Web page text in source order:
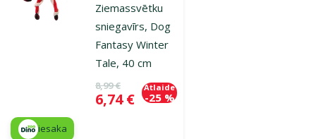
Ziemassvētku
sniegavīrs, Dog
Fantasy Winter
Tale, 40 cm
Oriģinālā cena
8,99 €
Cena
6,74 €
Atlaide
-25 %
iesaka